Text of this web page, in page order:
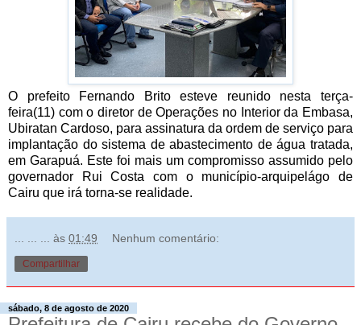
O prefeito Fernando Brito esteve reunido nesta terça-
feira(11) com o diretor de Operações no Interior da Embasa,
Ubiratan Cardoso, para assinatura da ordem de serviço para
implantação do sistema de abastecimento de água tratada,
em Garapuá. Este foi mais um compromisso assumido pelo
governador Rui Costa com o município-arquipelágo de
Cairu que irá torna-se realidade.
... ... ... às 01:49 Nenhum comentário:
Compartilhar
sábado, 8 de agosto de 2020